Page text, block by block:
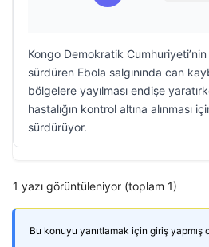
Kongo Demokratik
sürdüren Ebola salgınında can
bölgelere yayılması endişe
hastalığın kontrol altına alınması
sürdürüyor.
1 yazı görüntüleniyor (toplam 1)
Bu konuyu yanıtlamak için giriş yapmış